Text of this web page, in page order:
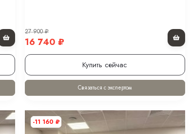
27 900₽
16 740 ₽
Купить сейчас
Связаться с экспертом
-11 160 ₽